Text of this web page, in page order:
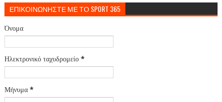
ΕΠΙΚΟΙΝΩΝΗΣΤΕ ΜΕ ΤΟ SPORT 365
Όνομα
Ηλεκτρονικό ταχυδρομείο *
Μήνυμα *